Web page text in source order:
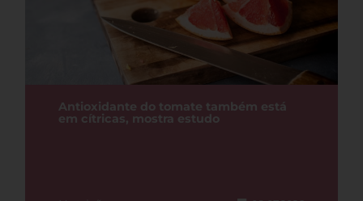
Antioxidante do tomate também está
em cítricas, mostra estudo